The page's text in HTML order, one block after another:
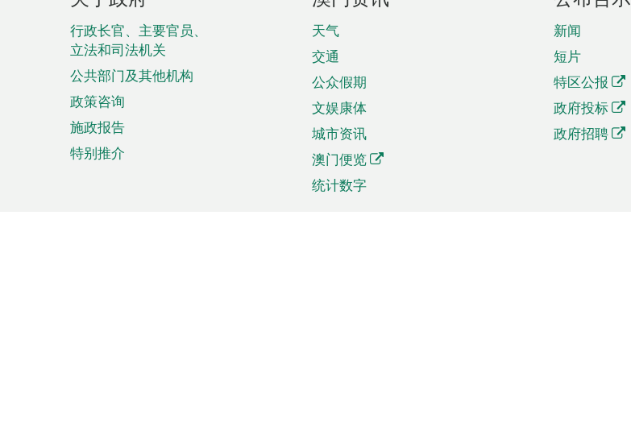
脚
菜
单
行政长官、主要官员、
立法和司法机关
公共部门及其他机构
政策咨询
施政报告
特别推介
天气
交通
公众假期
文娱康体
城市资讯
澳门便览
统计数字
新闻
短片
特区公报
政府投标
政府招聘